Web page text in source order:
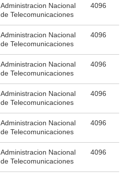
Administracion Nacional
de Telecomunicaciones
4096
Administracion Nacional
de Telecomunicaciones
4096
Administracion Nacional
de Telecomunicaciones
4096
Administracion Nacional
de Telecomunicaciones
4096
Administracion Nacional
de Telecomunicaciones
4096
Administracion Nacional
de Telecomunicaciones
4096